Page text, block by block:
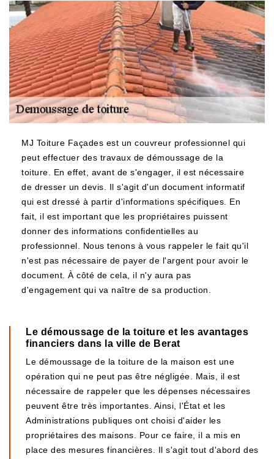
MJ Toiture Façades est un couvreur professionnel qui
peut effectuer des travaux de démoussage de la
toiture. En effet, avant de s'engager, il est nécessaire
de dresser un devis. Il s'agit d'un document informatif
qui est dressé à partir d'informations spécifiques. En
fait, il est important que les propriétaires puissent
donner des informations confidentielles au
professionnel. Nous tenons à vous rappeler le fait qu'il
n'est pas nécessaire de payer de l'argent pour avoir le
document. À côté de cela, il n'y aura pas
d'engagement qui va naître de sa production.
Le démoussage de la toiture et les avantages
financiers dans la ville de Berat
Le démoussage de la toiture de la maison est une
opération qui ne peut pas être négligée. Mais, il est
nécessaire de rappeler que les dépenses nécessaires
peuvent être très importantes. Ainsi, l'État et les
Administrations publiques ont choisi d'aider les
propriétaires des maisons. Pour ce faire, il a mis en
place des mesures financières. Il s'agit tout d'abord des